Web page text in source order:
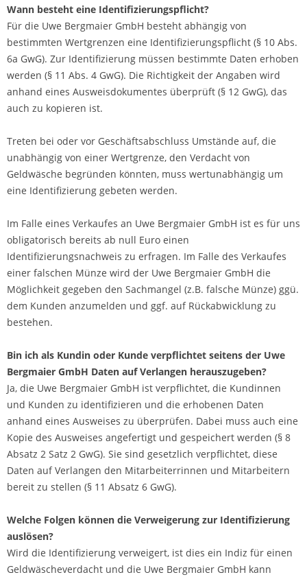
Wann besteht eine Identifizierungspflicht?
Für die Uwe Bergmaier GmbH besteht abhängig von
bestimmten Wertgrenzen eine Identifizierungspflicht (§ 10 Abs.
6a GwG). Zur Identifizierung müssen bestimmte Daten erhoben
werden (§ 11 Abs. 4 GwG). Die Richtigkeit der Angaben wird
anhand eines Ausweisdokumentes überprüft (§ 12 GwG), das
auch zu kopieren ist.
Treten bei oder vor Geschäftsabschluss Umstände auf, die
unabhängig von einer Wertgrenze, den Verdacht von
Geldwäsche begründen könnten, muss wertunabhängig um
eine Identifizierung gebeten werden.
Im Falle eines Verkaufes an Uwe Bergmaier GmbH ist es für uns
obligatorisch bereits ab null Euro einen
Identifizierungsnachweis zu erfragen. Im Falle des Verkaufes
einer falschen Münze wird der Uwe Bergmaier GmbH die
Möglichkeit gegeben den Sachmangel (z.B. falsche Münze) ggü.
dem Kunden anzumelden und ggf. auf Rückabwicklung zu
bestehen.
Bin ich als Kundin oder Kunde verpflichtet seitens der Uwe
Bergmaier GmbH Daten auf Verlangen herauszugeben?
Ja, die Uwe Bergmaier GmbH ist verpflichtet, die Kundinnen
und Kunden zu identifizieren und die erhobenen Daten
anhand eines Ausweises zu überprüfen. Dabei muss auch eine
Kopie des Ausweises angefertigt und gespeichert werden (§ 8
Absatz 2 Satz 2 GwG). Sie sind gesetzlich verpflichtet, diese
Daten auf Verlangen den Mitarbeiterrinnen und Mitarbeitern
bereit zu stellen (§ 11 Absatz 6 GwG).
Welche Folgen können die Verweigerung zur Identifizierung
auslösen?
Wird die Identifizierung verweigert, ist dies ein Indiz für einen
Geldwäscheverdacht und die Uwe Bergmaier GmbH kann